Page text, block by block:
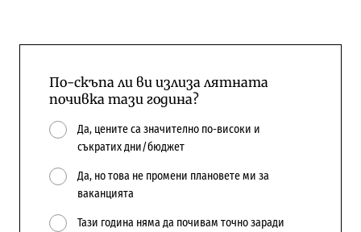
По-скъпа ли ви излиза лятната
почивка тази година?
Да, цените са значително по-високи и
съкратих дни/бюджет
Да, но това не промени плановете ми за
ваканцията
Тази година няма да почивам точно заради